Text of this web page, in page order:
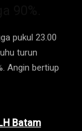
pukul 23.00
turun
Angin bertiup
Batam